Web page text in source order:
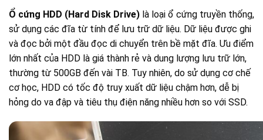
Ổ cứng HDD (Hard Disk Drive) là loại ổ cứng truyền thống,
sử dụng các đĩa từ tính để lưu trữ dữ liệu. Dữ liệu được ghi
và đọc bởi một đầu đọc di chuyển trên bề mặt đĩa. Ưu điểm
lớn nhất của HDD là giá thành rẻ và dung lượng lưu trữ lớn,
thường từ 500GB đến vài TB. Tuy nhiên, do sử dụng cơ chế
cơ học, HDD có tốc độ truy xuất dữ liệu chậm hơn, dễ bị
hỏng do va đập và tiêu thụ điện năng nhiều hơn so với SSD.